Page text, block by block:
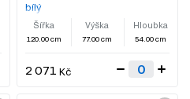
bílý
Šířka
120.00 cm
Výška
77.00 cm
Hloubka
54.00 cm
2 071 Kč